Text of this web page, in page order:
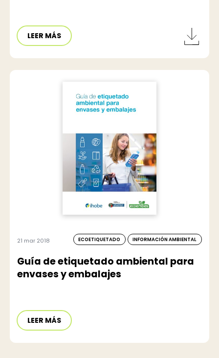
LEER MÁS
21 mar 2018 ECOETIQUETADO INFORMACIÓN AMBIENTAL
Guía de etiquetado ambiental para
envases y embalajes
LEER MÁS